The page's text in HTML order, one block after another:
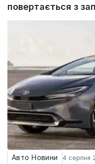
повертається з
Авто Новини 4 серпня